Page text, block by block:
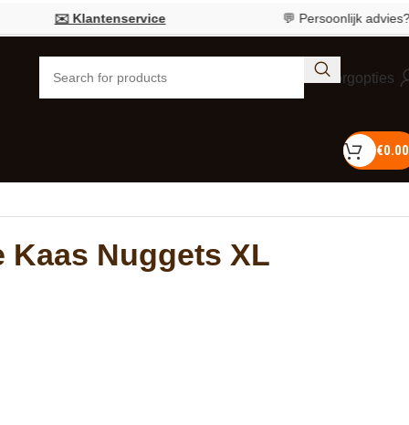
✉️ Klantenservice 💬 Persoonlijk advies?Bel
Bezorgopties
€0.00
Kaas Nuggets XL